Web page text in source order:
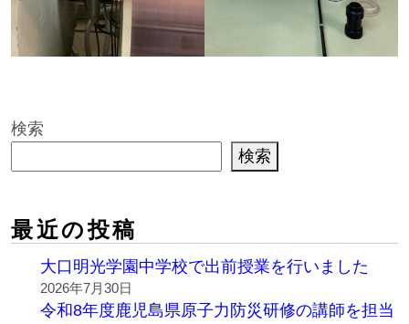
検索
検索
最近の投稿
大口明光学園中学校で出前授業を行いました
2026年7月30日
令和8年度鹿児島県原子力防災研修の講師を担当